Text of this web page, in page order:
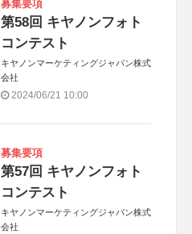
募集要項
第58回 キヤノンフォト
コンテスト
キヤノンマーケティングジャパン株式
会社
2024/06/21 10:00
募集要項
第57回 キヤノンフォト
コンテスト
キヤノンマーケティングジャパン株式
会社